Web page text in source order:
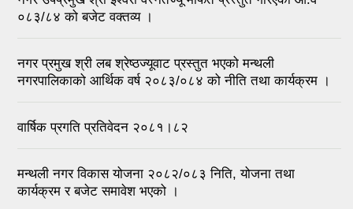
०८३/८४ को बजेट वक्तव्य ।
नगर प्रमुख श्री लब श्रेष्ठज्यूवाट प्रस्तुत भएको मन्थली
नगरपालिकाको आर्थिक वर्ष २०८३/०८४ को नीति तथा कार्यक्रम ।
वार्षिक प्रगति प्रतिवेदन २०८१।८२
मन्थली नगर विकास योजना २०८२/०८३ निति, योजना तथा
कार्यक्रम र बजेट समावेश भएको ।